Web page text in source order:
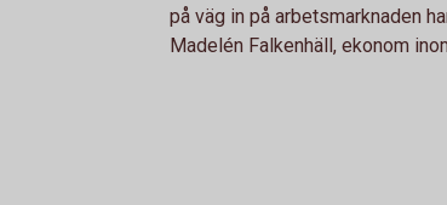
på väg in på arbetsmarknaden
Madelén Falkenhäll, ekonom